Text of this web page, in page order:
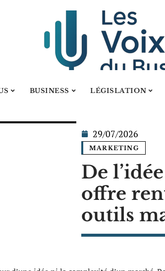
BUSINESS LÉGISLATION
29/07/2026
MARKETING
De
offre
outils